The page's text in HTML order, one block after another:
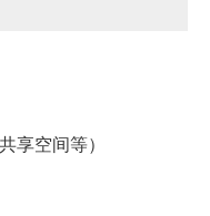
享空间等）